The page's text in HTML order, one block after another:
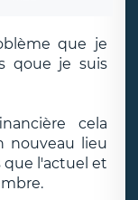
que je
qoue je suis
cela
nouveau lieu
que l'actuel et